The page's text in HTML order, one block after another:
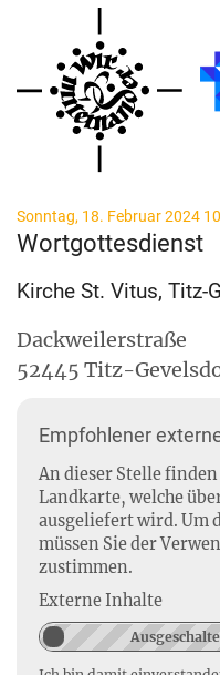
Zum Inhalt springen
Sonntag, 18. Februar 2024
Wortgottesdienst
Kirche St. Vitus, Titz-
Dackweilerstraße
52445 Titz-
Empfohlener
An dieser Stelle
Landkarte, welche
ausgeliefert wird. Um
müssen Sie der
zustimmen.
Externe Inhalte